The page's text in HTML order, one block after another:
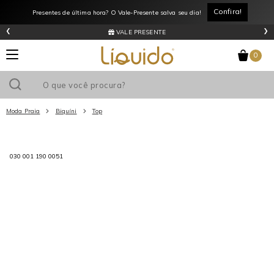
Presentes de última hora? O Vale-Presente salva seu dia! Confira!
VALE PRESENTE
‹ ›
0
Moda Praia Biquíni Top
030 001 190 0051